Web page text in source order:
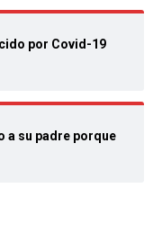
por Covid-19
a su padre porque